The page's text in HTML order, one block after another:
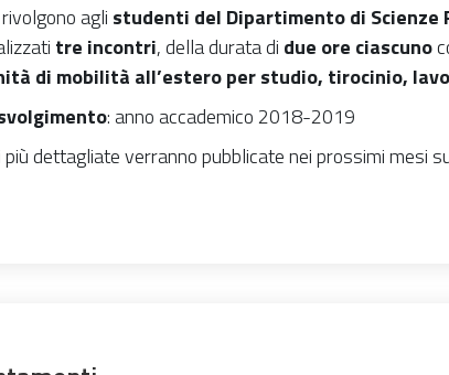
agli studenti del Dipartimento di Scienze
tre incontri, della durata di due ore ciascuno
di mobilità all’estero per studio, tirocinio,
: anno accademico 2018-2019
dettagliate verranno pubblicate nei prossimi mesi